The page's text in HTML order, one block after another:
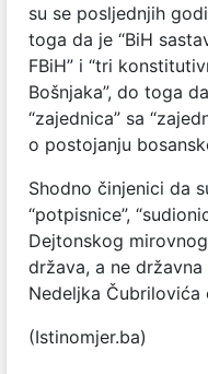
su se posljednjih
toga da je “BiH
FBiH” i “tri
Bošnjaka”, do toga
“zajednica” sa
o postojanju
Shodno činjenici da
“potpisnice”,
Dejtonskog
država, a ne
Nedeljka Čubrilovića
(Istinomjer.ba)